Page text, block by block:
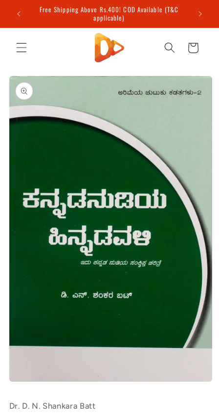
Skip to
content
Welcome to our store
Cart
Skip to
product
information
in
Dr. D. N. Shankara Batt